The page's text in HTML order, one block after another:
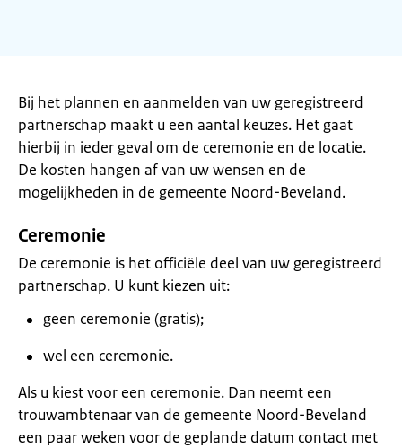
Bij het plannen en aanmelden van uw geregistreerd
partnerschap maakt u een aantal keuzes. Het gaat
hierbij in ieder geval om de ceremonie en de locatie.
De kosten hangen af van uw wensen en de
mogelijkheden in de gemeente Noord-Beveland.
Ceremonie
De ceremonie is het officiële deel van uw geregistreerd
partnerschap. U kunt kiezen uit:
geen ceremonie (gratis);
wel een ceremonie.
Als u kiest voor een ceremonie. Dan neemt een
trouwambtenaar van de gemeente Noord-Beveland
een paar weken voor de geplande datum contact met